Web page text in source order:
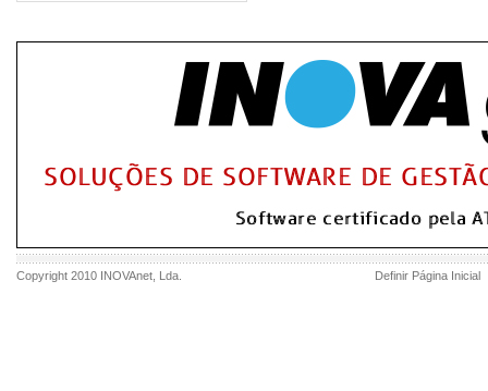
Copyright 2010 INOVAnet , Lda. Definir Página Inicial